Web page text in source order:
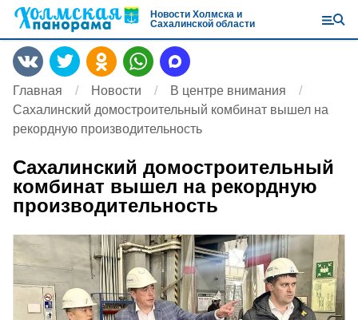
Новости Холмска и
Сахалинской области
Главная Новости
В центре внимания
Сахалинский домостроительный комбинат вышел на
рекордную производительность
Сахалинский домостроительный
комбинат вышел на рекордную
производительность